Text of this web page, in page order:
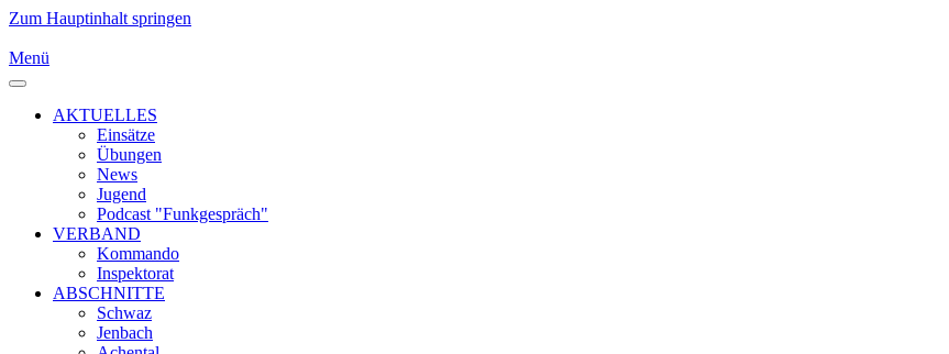
Zum Hauptinhalt springen
Menü
AKTUELLES
Einsätze
Übungen
News
Jugend
Podcast "Funkgespräch"
VERBAND
Kommando
Inspektorat
ABSCHNITTE
Schwaz
Jenbach